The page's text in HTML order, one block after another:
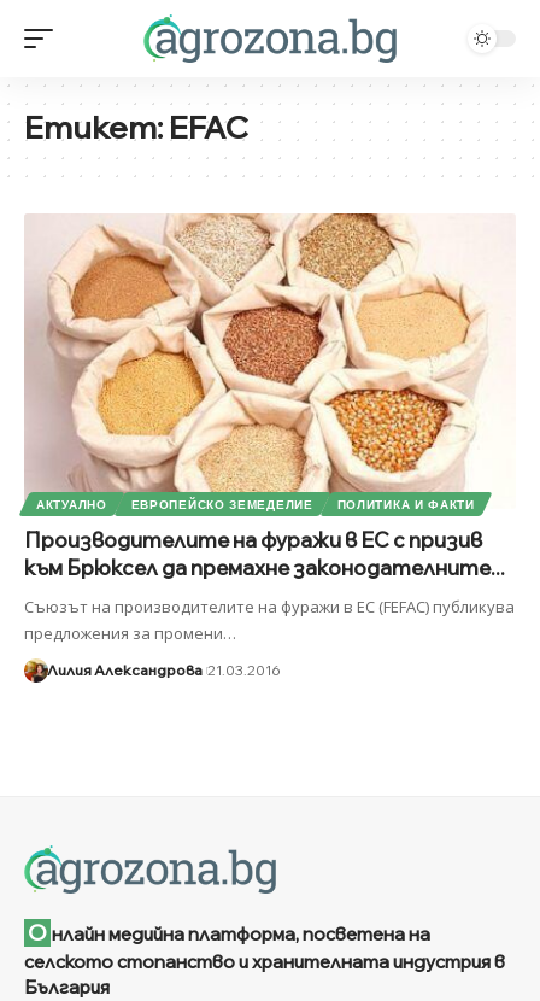
Етикет:EFAC
АКТУАЛНО ЕВРОПЕЙСКО ЗЕМЕДЕЛИЕ ПОЛИТИКА И ФАКТИ
Производителите на фуражи в ЕС с призив
към Брюксел да премахне законодателните...
Съюзът на производителите на фуражи в ЕС (FEFAC) публикува
предложения за промени…
Лилия Александрова 21.03.2016
О нлайн медийна платформа, посветена на
селското стопанство и хранителната индустрия в
България